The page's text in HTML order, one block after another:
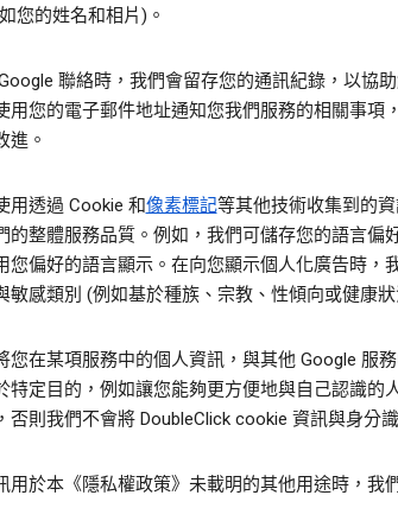
您的姓名和相片)。
聯絡時，我們會留存您的通訊紀錄，以協
用您的電子郵件地址通知您我們服務的相關事項
進。
用透過 Cookie 和像素標記等其他技術收集到的
的整體服務品質。例如，我們可儲存您的語言偏
您偏好的語言顯示。在向您顯示個人化廣告時，
敏感類別 (例如基於種族、宗教、性傾向或健康
您在某項服務中的個人資訊，與其他 Google 服
特定目的，例如讓您能夠更方便地與自己認識的
否則我們不會將 DoubleClick cookie 資訊與身分
用於本《隱私權政策》未載明的其他用途時，我